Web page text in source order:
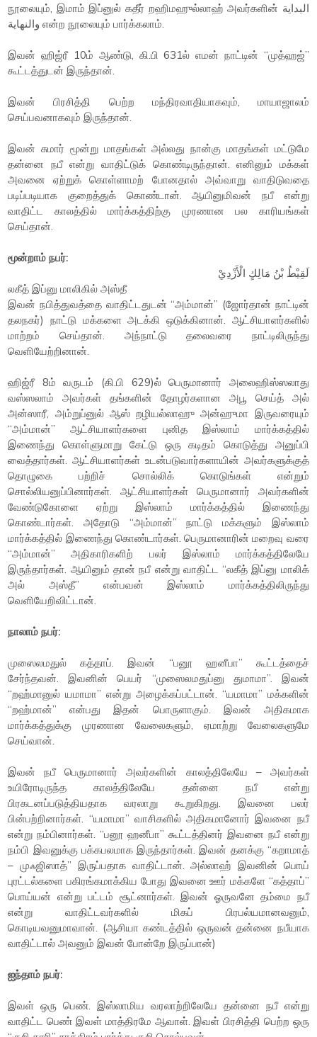
நூலையும், இமாம் இப்னுல் கதீர் றஹிமஹுல்லாஹ் அவர்களின் البداية
والنهاية என்ற நூலையும் பார்க்கலாம்.
இவன் ஹிஜ்ரீ 10ம் ஆண்டு, கி.பி 631ல் எமன் நாட்டின் “முத்ஹஜ்”
கூட்டத்துடன் இருந்தான்.
இவன் பிரசித்தி பெற்ற மந்திரவாதியாகவும், மாயாஜாலம்
செய்பவனாகவும் இருந்தான்.
இவன் சுமார் மூன்று மாதங்கள் அல்லது நான்கு மாதங்கள் மட்டுமே
தன்னை நபீ என்று வாதிட்டுக் கொண்டிருந்தான். எனினும் மக்கள்
அவனை ஏற்றுக் கொள்ளாமற் போனதால் அவ்வாறு வாதிடுவதை
படிப்படியாக குறைத்துக் கொண்டான். ஆயினுமிவன் நபீ என்று
வாதிட்ட காலத்தில் மார்க்கத்திற்கு முரணான பல காரியங்கள்
செய்தான்.
மூன்றாம் நபர்:
لَقِيْطُ بْنُ مَالِكٍ الْأَزْدِيْ
லகீத் இப்னு மாலிகில் அஸ்தீ
இவன் நபித்துவத்தை வாதிட்டதுடன் “அம்மான்” (ஜோர்தான் நாட்டின்
தலநகர்) நாட்டு மக்களை அடக்கி ஒடுக்கினான். ஆட்சியாளர்களில்
மாற்றம் செய்தான். அந்நாட்டு தலைவரை நாட்டிலிருந்து
வெளியேற்றினான்.
ஹிஜ்ரீ 8ம் வருடம் (கி.பி 629)ல் பெருமானார் அலைஹிஸ்ஸலாது
வஸ்ஸலாம் அவர்கள் தங்களின் தோழர்களான அபூ செய்த் அல்
அன்ஸாரீ, அம்றுப்னுல் ஆஸ் றழியல்லாஹு அன்ஹுமா இருவரையும்
“அம்மான்” ஆட்சியாளர்களை புனித இஸ்லாம் மார்க்கத்தில்
இணைந்து கொள்ளுமாறு கேட்டு ஒரு கடிதம் கொடுத்து அனுப்பி
வைத்தார்கள். ஆட்சியாளர்கள் உடன்படுவார்களாயின் அவர்களுக்குத்
தொழுகை பற்றிச் சொல்லிக் கொடுங்கள் என்றும்
சொல்லியனுப்பினார்கள். ஆட்சியாளர்கள் பெருமானார் அவர்களின்
வேண்டுகோளை ஏற்று இஸ்லாம் மார்க்கத்தில் இணைந்து
கொண்டார்கள். அதோடு “அம்மான்” நாட்டு மக்களும் இஸ்லாம்
மார்க்கத்தில் இணைந்து கொண்டார்கள். பெருமானாரின் மறைவு வரை
“அம்மான்” அதிகாரிகளிற் பலர் இஸ்லாம் மார்க்கத்திலேயே
இருந்தார்கள். ஆயினும் தான் நபீ என்று வாதிட்ட “லகீத் இப்னு மாலிக்
அல் அஸ்தீ” என்பவன் இஸ்லாம் மார்க்கத்திலிருந்து
வெளியேறிவிட்டான்.
நாலாம் நபர்:
முஸைலமதுல் கத்தாப். இவன் “பனூ ஹனீபா” கூட்டத்தைச்
சேர்ந்தவன். இவனின் பெயர் “முஸைலமதுப்னு துமாமா”. இவன்
“றஹ்மானுல் யமாமா” என்று அழைக்கப்பட்டான். “யமாமா” மக்களின்
“றஹ்மான்” என்பது இதன் பொருளாகும். இவன் அதிகமாக
மார்க்கத்துக்கு முரணான வேலைகளும், ஏமாற்று வேலைகளுமே
செய்வான்.
இவன் நபீ பெருமானார் அவர்களின் காலத்திலேயே – அவர்கள்
உயிரோடிருந்த காலத்திலேயே தன்னை நபீ என்று
பிரகடனப்படுத்தியதாக வரலாறு கூறுகிறது. இவனை பலர்
பின்பற்றினார்கள். “யமாமா” வாசிகளில் அதிகமானோர் இவனை நபீ
என்று நம்பினார்கள். “பனூ ஹனீபா” கூட்டத்தினர் இவனை நபீ என்று
நம்பி இவனுக்கு பக்கபலமாக இருந்தார்கள். இவன் தனக்கு “கறாமாத்
– முஃஜிஸாத்” இருப்பதாக வாதிட்டான். அல்லாஹ் இவனின் பொய்
புரட்டல்களை பகிரங்கமாக்கிய போது இவனை ஊர் மக்களே “கத்தாப்”
பொய்யன் என்று பட்டம் சூட்னார்கள். இவன் ஓருவனே தம்மை நபீ
என்று வாதிட்டவர்களில் மிகப் பிரபல்யமானவனும்,
கொடியவனுமாவான். (ஆசியா கண்டத்தில் ஒருவன் தன்னை நபீயாக
வாதிட்டால் அவனும் இவன் போன்றே இருப்பான்)
ஐந்தாம் நபர்:
இவள் ஒரு பெண். இஸ்லாமிய வரலாற்றிலேயே தன்னை நபீ என்று
வாதிட்ட பெண் இவள் மாத்திரமே ஆவாள். இவள் பிரசித்தி பெற்ற ஒரு